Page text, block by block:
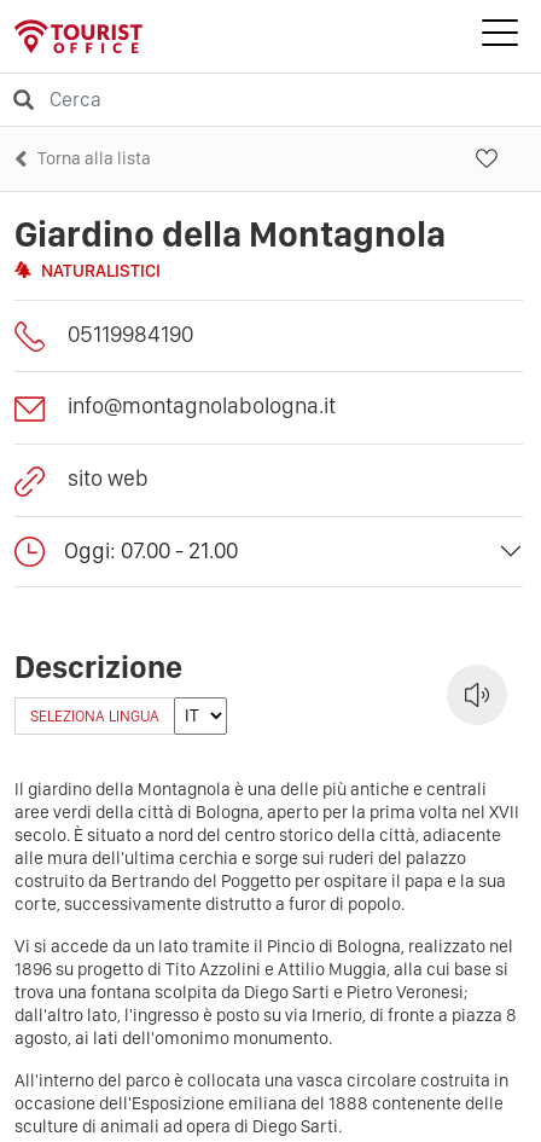
Torna alla lista
Giardino della Montagnola
NATURALISTICI
05119984190
info@montagnolabologna.it
sito web
Oggi: 07.00 - 21.00
Descrizione
SELEZIONA LINGUA
Il giardino della Montagnola è una delle più antiche e centrali
aree verdi della città di Bologna, aperto per la prima volta nel XVII
secolo. È situato a nord del centro storico della città, adiacente
alle mura dell'ultima cerchia e sorge sui ruderi del palazzo
costruito da Bertrando del Poggetto per ospitare il papa e la sua
corte, successivamente distrutto a furor di popolo.
Vi si accede da un lato tramite il Pincio di Bologna, realizzato nel
1896 su progetto di Tito Azzolini e Attilio Muggia, alla cui base si
trova una fontana scolpita da Diego Sarti e Pietro Veronesi;
dall'altro lato, l'ingresso è posto su via Irnerio, di fronte a piazza 8
agosto, ai lati dell'omonimo monumento.
All'interno del parco è collocata una vasca circolare costruita in
occasione dell'Esposizione emiliana del 1888 contenente delle
sculture di animali ad opera di Diego Sarti.